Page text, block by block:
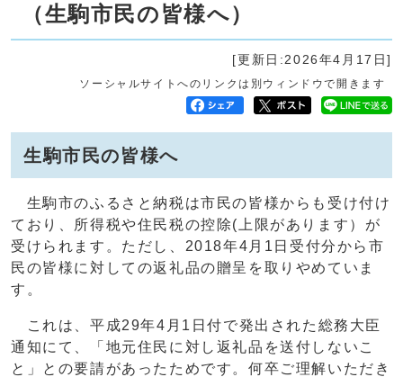
（生駒市民の皆様へ）
[更新日:2026年4月17日]
ソーシャルサイトへのリンクは別ウィンドウで開きます
生駒市民の皆様へ
生駒市のふるさと納税は市民の皆様からも受け付け
ており、所得税や住民税の控除(上限があります）が
受けられます。ただし、2018年4月1日受付分から市
民の皆様に対しての返礼品の贈呈を取りやめていま
す。
これは、平成29年4月1日付で発出された総務大臣
通知にて、「地元住民に対し返礼品を送付しないこ
と」との要請があったためです。何卒ご理解いただき